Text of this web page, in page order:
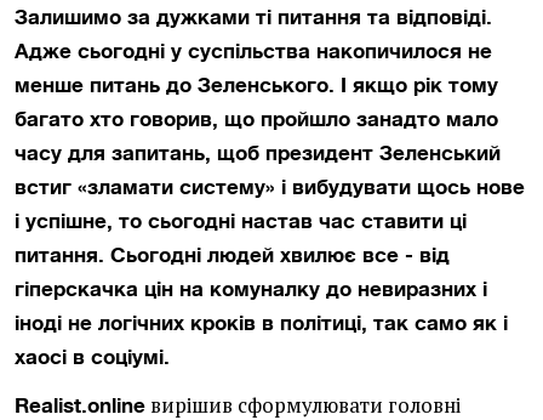
Залишимо за дужками ті питання та відповіді.
Адже сьогодні у суспільства накопичилося не
менше питань до Зеленського. І якщо рік тому
багато хто говорив, що пройшло занадто мало
часу для запитань, щоб президент Зеленський
встиг «зламати систему» і вибудувати щось нове
і успішне, то сьогодні настав час ставити ці
питання. Сьогодні людей хвилює все - від
гіперскачка цін на комуналку до невиразних і
іноді не логічних кроків в політиці, так само як і
хаосі в соціумі.
Realist.online вирішив сформулювати головні